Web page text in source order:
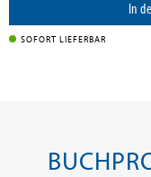
In
SOFORT LIEFERBAR